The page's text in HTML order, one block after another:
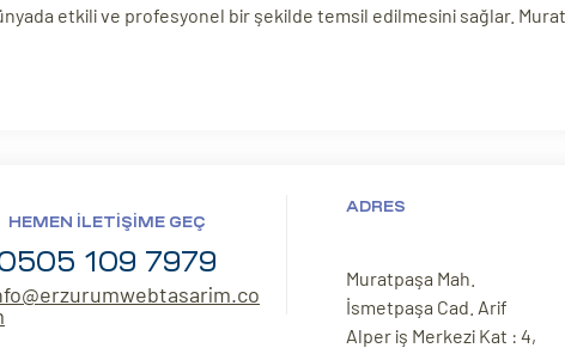
etkili ve profesyonel bir şekilde temsil edilmesini sağlar. Murat
HEMEN İLETIŞIME GEÇ
109 7979
ADRES
Muratpaşa Mah.
İsmetpaşa Cad. Arif
Alper iş Merkezi Kat : 4,